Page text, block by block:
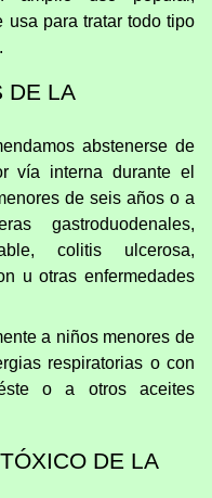
usa para tratar todo tipo
DE LA
abstenerse de
vía interna durante el
de seis años o a
gastroduodenales,
colitis ulcerosa,
u otras enfermedades
a niños menores de
respiratorias o con
o a otros aceites
DE LA